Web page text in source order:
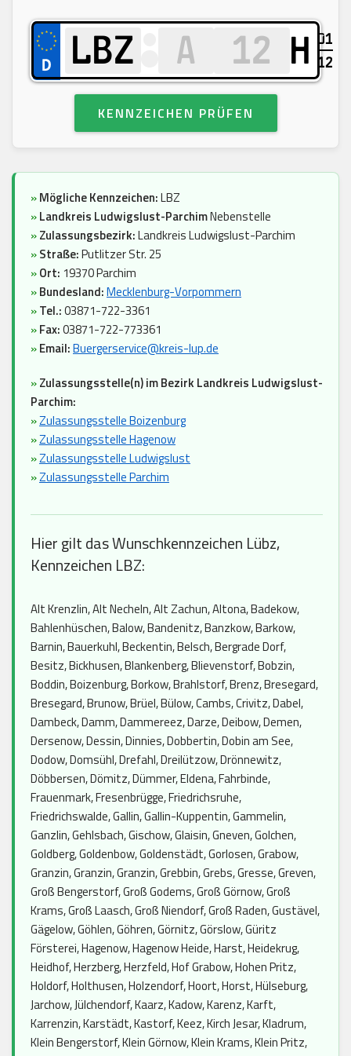
H
01
12
KENNZEICHEN PRÜFEN
»Mögliche Kennzeichen:LBZ
»Landkreis Ludwigslust-ParchimNebenstelle
»Zulassungsbezirk:Landkreis Ludwigslust-Parchim
»Straße:Putlitzer Str. 25
»Ort: 19370 Parchim
»Bundesland:Mecklenburg-Vorpommern
»Tel.:03871-722-3361
»Fax:03871-722-773361
»Email:Buergerservice@kreis-lup.de
»Zulassungsstelle(n) im Bezirk Landkreis Ludwigslust-
Parchim:
»Zulassungsstelle Boizenburg
»Zulassungsstelle Hagenow
»Zulassungsstelle Ludwigslust
»Zulassungsstelle Parchim
Hier gilt das Wunschkennzeichen Lübz,
Kennzeichen LBZ:
Alt Krenzlin, Alt Necheln, Alt Zachun, Altona, Badekow,
Bahlenhüschen, Balow, Bandenitz, Banzkow, Barkow,
Barnin, Bauerkuhl, Beckentin, Belsch, Bergrade Dorf,
Besitz, Bickhusen, Blankenberg, Blievenstorf, Bobzin,
Boddin, Boizenburg, Borkow, Brahlstorf, Brenz, Bresegard,
Bresegard, Brunow, Brüel, Bülow, Cambs, Crivitz, Dabel,
Dambeck, Damm, Dammereez, Darze, Deibow, Demen,
Dersenow, Dessin, Dinnies, Dobbertin, Dobin am See,
Dodow, Domsühl, Drefahl, Dreilützow, Drönnewitz,
Döbbersen, Dömitz, Dümmer, Eldena, Fahrbinde,
Frauenmark, Fresenbrügge, Friedrichsruhe,
Friedrichswalde, Gallin, Gallin-Kuppentin, Gammelin,
Ganzlin, Gehlsbach, Gischow, Glaisin, Gneven, Golchen,
Goldberg, Goldenbow, Goldenstädt, Gorlosen, Grabow,
Granzin, Granzin, Granzin, Grebbin, Grebs, Gresse, Greven,
Groß Bengerstorf, Groß Godems, Groß Görnow, Groß
Krams, Groß Laasch, Groß Niendorf, Groß Raden, Gustävel,
Gägelow, Göhlen, Göhren, Görnitz, Görslow, Güritz
Försterei, Hagenow, Hagenow Heide, Harst, Heidekrug,
Heidhof, Herzberg, Herzfeld, Hof Grabow, Hohen Pritz,
Holdorf, Holthusen, Holzendorf, Hoort, Horst, Hülseburg,
Jarchow, Jülchendorf, Kaarz, Kadow, Karenz, Karft,
Karrenzin, Karstädt, Kastorf, Keez, Kirch Jesar, Kladrum,
Klein Bengerstorf, Klein Görnow, Klein Krams, Klein Pritz,